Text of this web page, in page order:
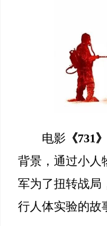
电影 《731》
背景，通过小人
军为了扭转战局
行人体实验的故